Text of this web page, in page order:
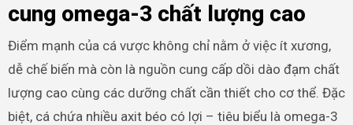
cung omega-3 chất lượng cao
Điểm mạnh của cá vược không chỉ nằm ở việc ít xương,
dễ chế biến mà còn là nguồn cung cấp dồi dào đạm chất
lượng cao cùng các dưỡng chất cần thiết cho cơ thể. Đặc
biệt, cá chứa nhiều axit béo có lợi – tiêu biểu là omega-3